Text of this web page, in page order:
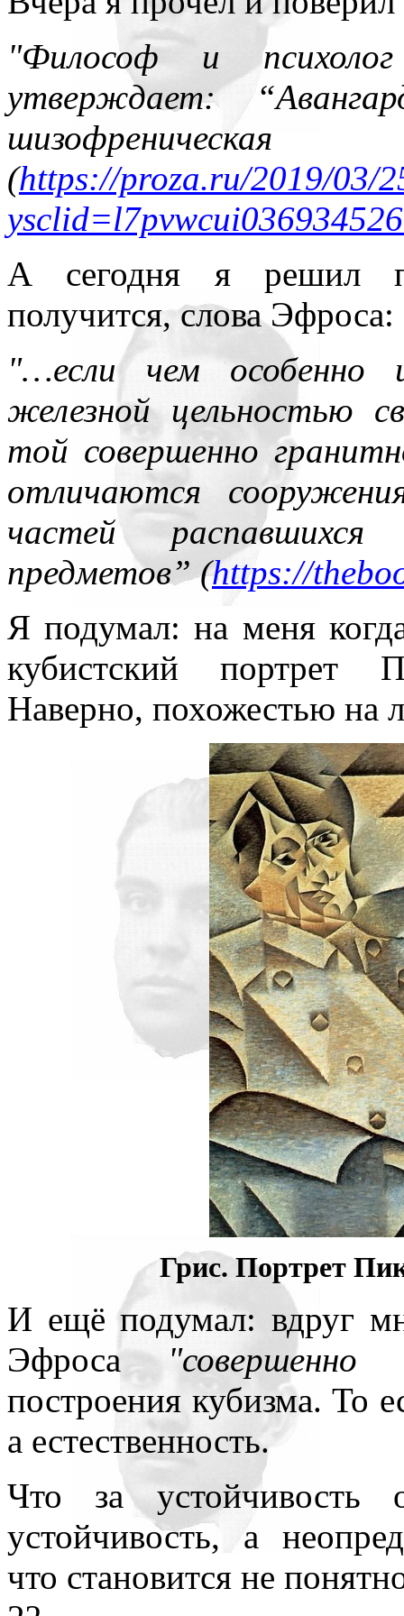
всюду применял как чисто
противопоставляя
подсознательное часто
то обеспечивает любое
одна его часть, которая –
– обеспечивает в
подсознаний автора и
поводу. По
подсознаний в
то, знаемом и рожденном
нигде уточнять и
"Философ и
утверждает:
(https://proza.ru/2019/03/
А сегодня я решил
получится, слова Эфроса:
"…если чем особенно
железной цельностью
той совершенно
отличаются
частей
предметов” (https://
Я подумал: на меня
кубистский портрет
Наверно, похожестью на
Грис. Портрет
И ещё подумал: вдруг
Эфроса "совершенно
построения кубизма. То
а естественность.
Что за
устойчивость, а
что становится не